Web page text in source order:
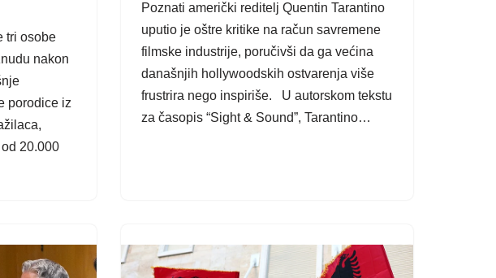
tri osobe
nakon
porodice iz
20.000
Poznati američki reditelj Quentin Tarantino
uputio je oštre kritike na račun savremene
filmske industrije, poručivši da ga većina
današnjih hollywoodskih ostvarenja više
frustrira nego inspiriše. U autorskom tekstu
za časopis “Sight & Sound”, Tarantino…